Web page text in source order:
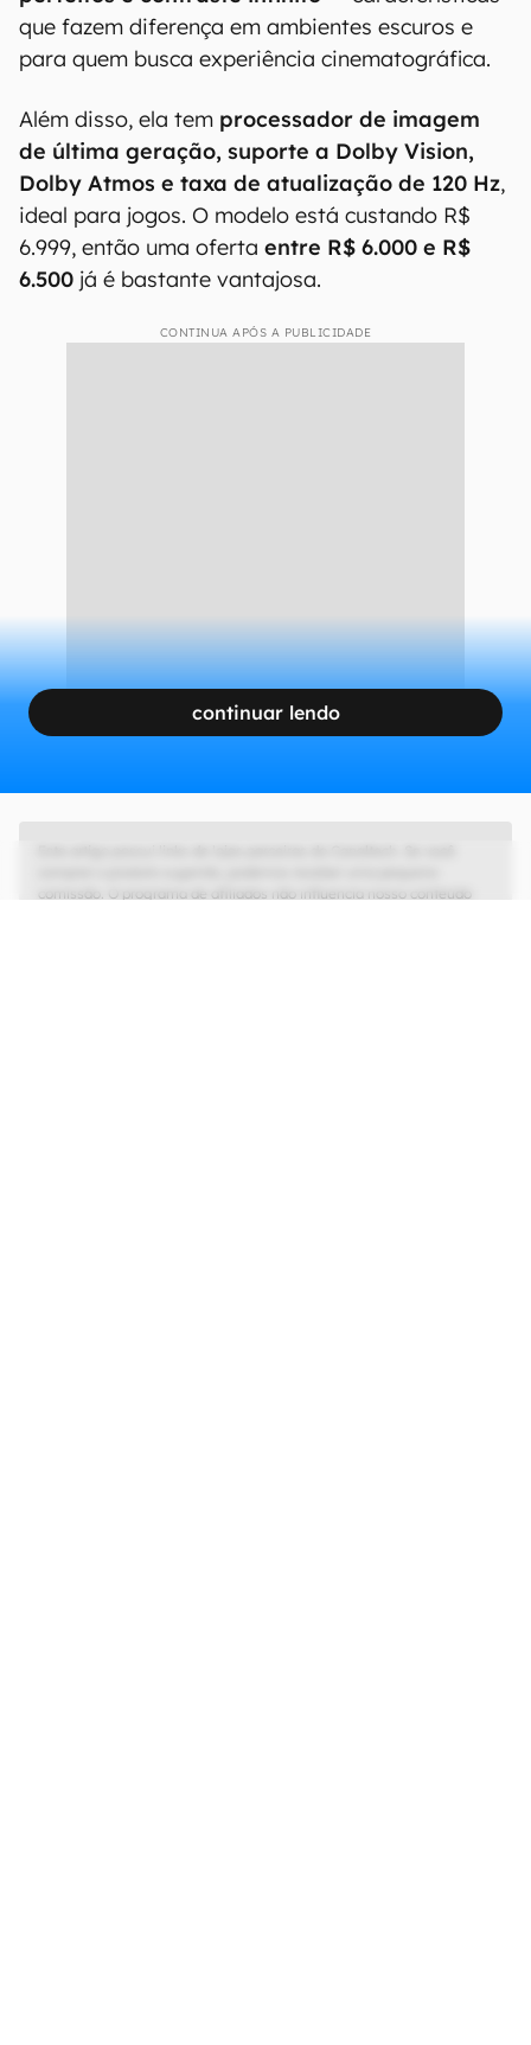
que fazem diferença em ambientes escuros e
para quem busca experiência cinematográfica.
Além disso, ela tem processador de imagem
de última geração, suporte a Dolby Vision,
Dolby Atmos e taxa de atualização de 120 Hz,
ideal para jogos. O modelo está custando R$
6.999, então uma oferta entre R$ 6.000 e R$
6.500 já é bastante vantajosa.
CONTINUA APÓS A PUBLICIDADE
continuar lendo
comissão. O programa de afiliados não influencia nosso conteúdo